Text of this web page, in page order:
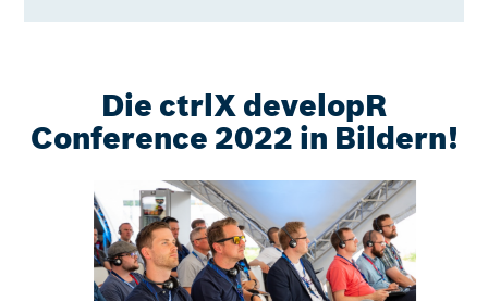
Die ctrlX developR
Conference 2022 in Bildern!